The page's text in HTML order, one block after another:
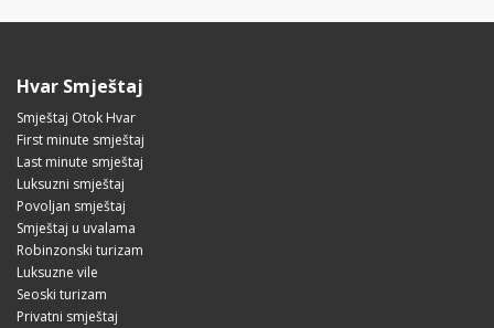
Hvar Smještaj
Smještaj Otok Hvar
First minute smještaj
Last minute smještaj
Luksuzni smještaj
Povoljan smještaj
Smještaj u uvalama
Robinzonski turizam
Luksuzne vile
Seoski turizam
Privatni smještaj